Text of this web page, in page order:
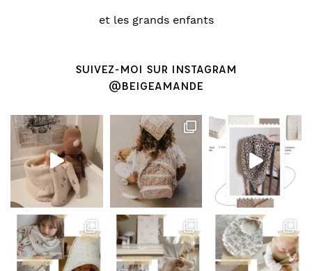
et les grands enfants
SUIVEZ-MOI SUR INSTAGRAM
@BEIGEAMANDE